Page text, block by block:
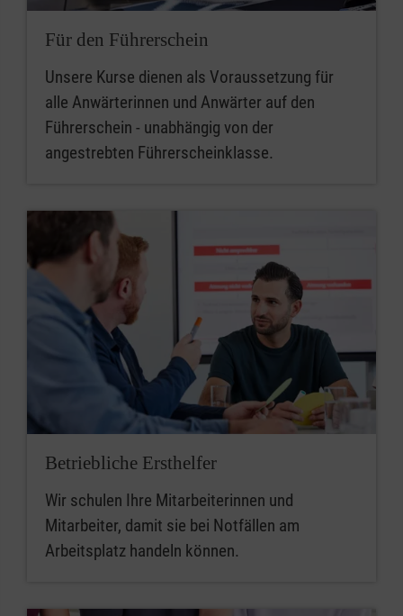
Für den Führerschein
Unsere Kurse dienen als Voraussetzung für
alle Anwärterinnen und Anwärter auf den
Führerschein - unabhängig von der
angestrebten Führerscheinklasse.
Betriebliche Ersthelfer
Wir schulen Ihre Mitarbeiterinnen und
Mitarbeiter, damit sie bei Notfällen am
Arbeitsplatz handeln können.